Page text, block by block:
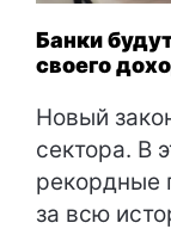
Банки
своего
Новый
сектора. В
за всю